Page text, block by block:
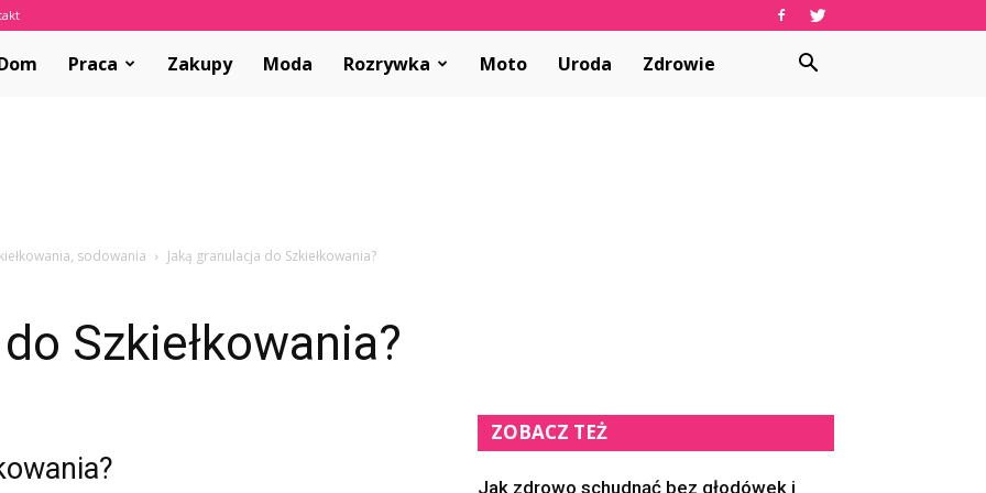
Praca Zakupy Moda Rozrywka Moto Uroda Zdrowie
sodowania Jaką granulacja do Szkiełkowania?
Szkiełkowania?
ZOBACZ TEŻ
Jak zdrowo schudnąć bez głodówek i